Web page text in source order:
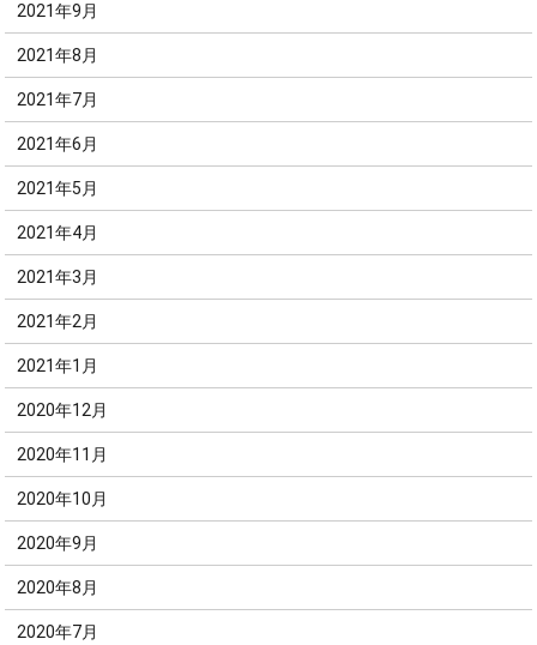
2021年9月
2021年8月
2021年7月
2021年6月
2021年5月
2021年4月
2021年3月
2021年2月
2021年1月
2020年12月
2020年11月
2020年10月
2020年9月
2020年8月
2020年7月